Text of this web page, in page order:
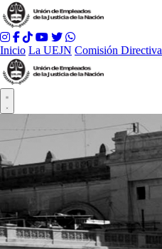
Inicio La UEJN Comisión Directiva
Abrir menú principal